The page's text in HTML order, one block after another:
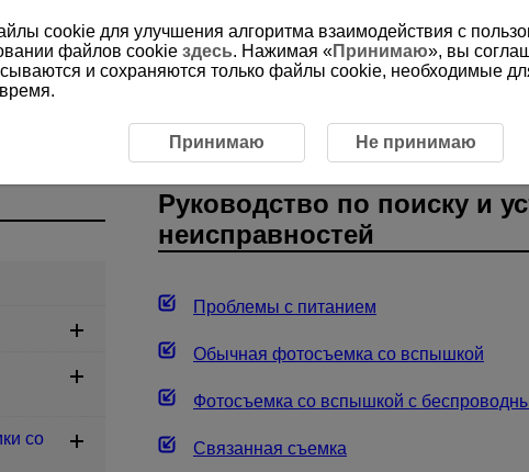
Руководство по поиску и
неисправностей
Проблемы с питанием
Обычная фотосъемка со вспышкой
Фотосъемка со вспышкой с
Связанная съемка
со
cookie для улучшения алгоритма взаимодействия с
файлов cookie здесь. Нажимая «Принимаю», вы
и сохраняются только файлы cookie, необходимые
Принимаю Не принимаю